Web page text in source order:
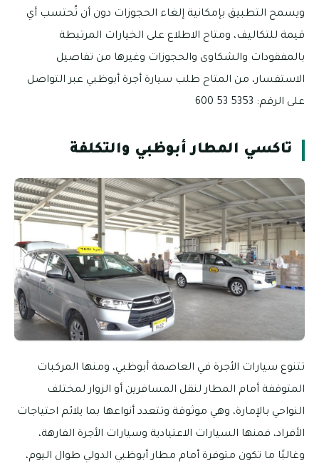
ويسمح التطبيق بإمكانية إلغاء الحجوزات دون أن تُحتسب أي
قيمة للتكاليف، ومتاح الاطلاع على الخيارات المرتبطة
بالمفقودات والشكاوى والحجوزات وغيرها من تفاصيل
الاستفسار، من المتاح طلب سيارة أجرة أبوظبي عبر التواصل
على الرقم: 5353 53 600
تاكسي المطار أبوظبي والتكلفة
تتنوع سيارات الأجرة في العاصمة أبوظبي، ومنها المركبات
المتوقفة أمام المطار لنقل المسافرين أو الزوار لمختلف
النواحي بالإمارة، وهي موثوقة وتتعدد أنواعها بما يلائم احتياجات
الأفراد، فمنها السيارات الاعتيادية وسيارات الأجرة الفارهة،
وغالبًا ما تكون متوفرة أمام مطار أبوظبي الدولي طوال اليوم،